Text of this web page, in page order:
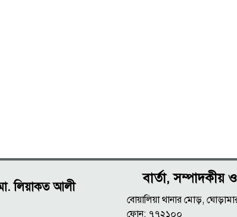
লিয়াকত আলী
বার্তা, সম্পাদকীয়
বোয়ালিয়া থানার মোড়,
ফোন: ৭৭২১০০